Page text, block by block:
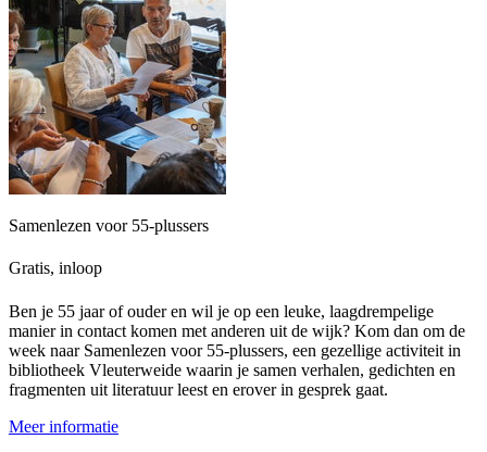
Samenlezen voor 55-plussers
Gratis, inloop
Ben je 55 jaar of ouder en wil je op een leuke, laagdrempelige
manier in contact komen met anderen uit de wijk? Kom dan om de
week naar Samenlezen voor 55-plussers, een gezellige activiteit in
bibliotheek Vleuterweide waarin je samen verhalen, gedichten en
fragmenten uit literatuur leest en erover in gesprek gaat.
Meer informatie